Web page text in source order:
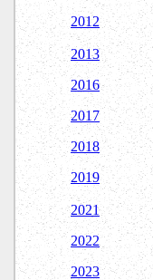
2012
2013
2016
2017
2018
2019
2021
2022
2023